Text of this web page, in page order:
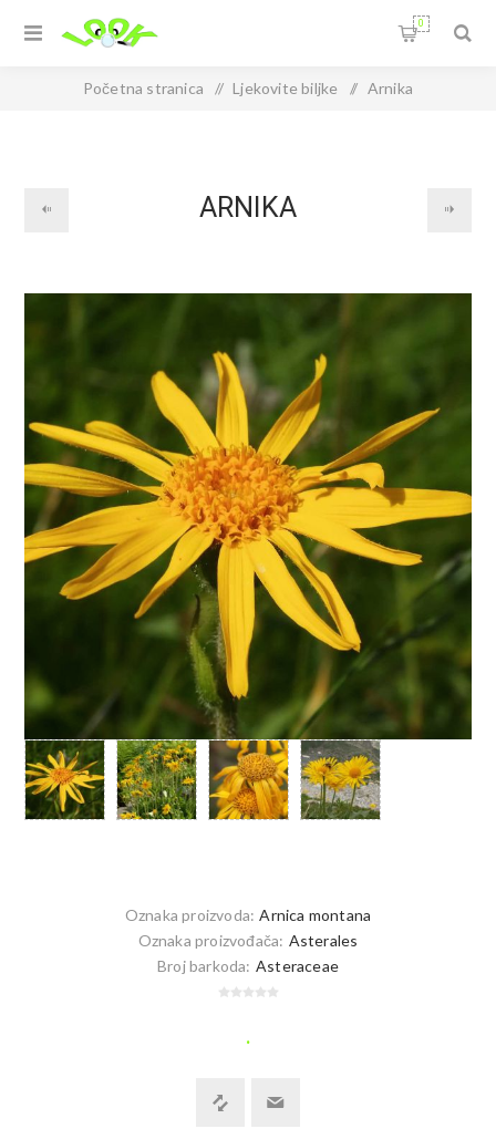
0
Početna stranica / Ljekovite biljke / Arnika
ARNIKA
Oznaka proizvoda: Arnica montana
Oznaka proizvođača: Asterales
Broj barkoda: Asteraceae
.